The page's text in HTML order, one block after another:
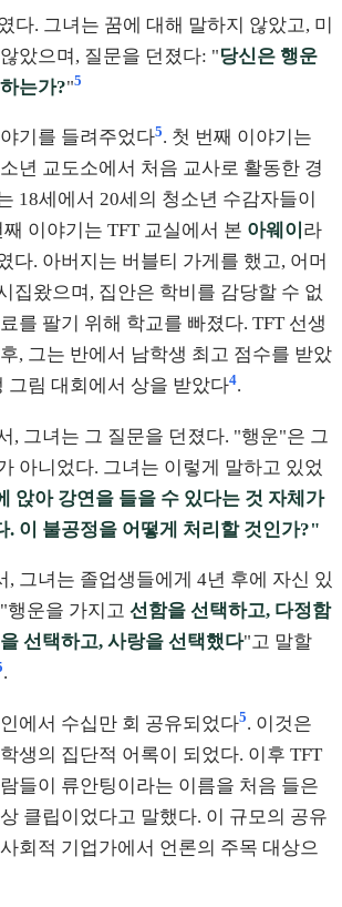
다. 그녀는 꿈에 대해 말하지 않았고, 미
았으며, 질문을 던졌다: "당신은 행운
는가?"5
기를 들려주었다5. 첫 번째 이야기는
년 교도소에서 처음 교사로 활동한 경
18세에서 20세의 청소년 수감자들이
이야기는 TFT 교실에서 본 아웨이 라
다. 아버지는 버블티 가게를 했고, 어머
집왔으며, 집안은 학비를 감당할 수 없
를 팔기 위해 학교를 빠졌다. TFT 선생
, 그는 반에서 남학생 최고 점수를 받았
그림 대회에서 상을 받았다4.
, 그녀는 그 질문을 던졌다. "행운"은 그
아니었다. 그녀는 이렇게 말하고 있었
앉아 강연을 들을 수 있다는 것 자체가
. 이 불공정을 어떻게 처리할 것인가?"
, 그녀는 졸업생들에게 4년 후에 자신 있
행운을 가지고 선함을 선택하고, 다정함
선택하고, 사랑을 선택했다"고 말할
.
에서 수십만 회 공유되었다5. 이것은
생의 집단적 어록이 되었다. 이후 TFT
들이 류안팅이라는 이름을 처음 들은
클립이었다고 말했다. 이 규모의 공유
회적 기업가에서 언론의 주목 대상으